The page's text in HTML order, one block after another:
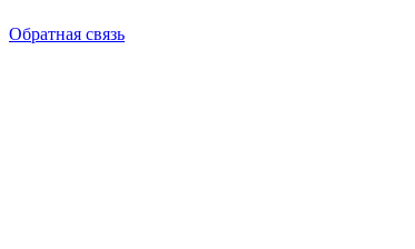
Обратная связь